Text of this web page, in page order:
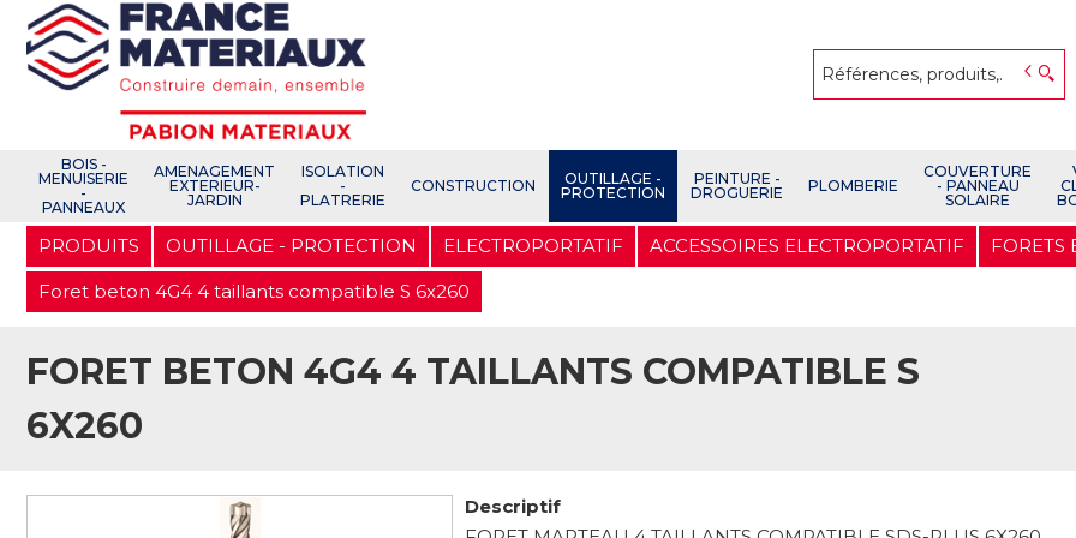
Aller
contenu
principal
BOIS -
MENUISERIE
-
PANNEAUX
AMENAGEMENT
EXTERIEUR-
JARDIN
ISOLATION
-
PLATRERIE
CONSTRUCTION
OUTILLAGE -
PROTECTION
PEINTURE -
DROGUERIE
PLOMBERIE
COUVERTURE
- PANNEAU
SOLAIRE
PRODUITS OUTILLAGE - PROTECTION ELECTROPORTATIF ACCESSOIRES ELECTROPORTATIF
FORETS
Foret beton 4G4 4 taillants compatible S 6x260
FORET BETON 4G4 4 TAILLANTS COMPATIBLE S
6X260
Descriptif